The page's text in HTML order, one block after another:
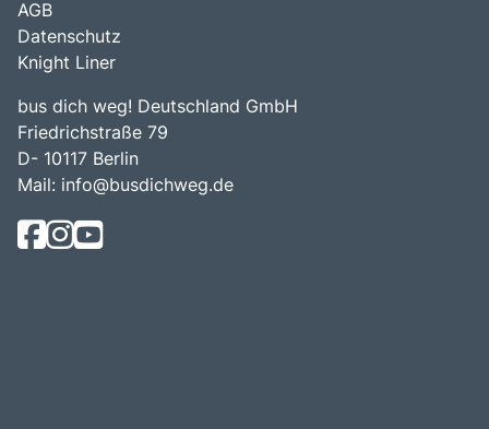
AGB
Datenschutz
Knight Liner
bus dich weg! Deutschland GmbH
Friedrichstraße 79
D- 10117 Berlin
Mail: info@busdichweg.de